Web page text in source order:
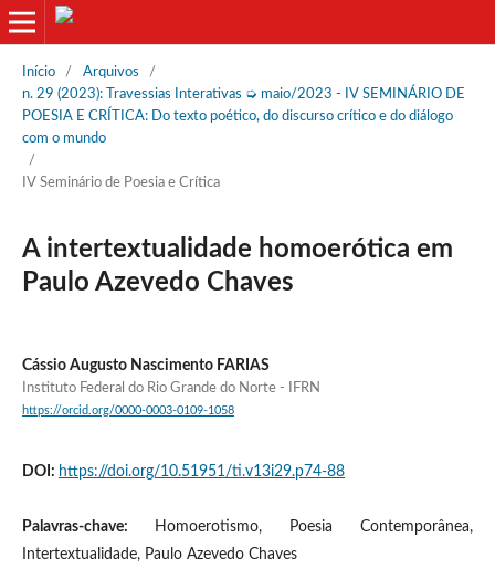
Início / Arquivos
/
n. 29 (2023): Travessias Interativas ➭ maio/2023 - IV SEMINÁRIO DE
POESIA E CRÍTICA: Do texto poético, do discurso crítico e do diálogo
com o mundo
/
IV Seminário de Poesia e Crítica
A intertextualidade homoerótica em
Paulo Azevedo Chaves
Cássio Augusto Nascimento FARIAS
Instituto Federal do Rio Grande do Norte - IFRN
https://orcid.org/0000-0003-0109-1058
DOI: https://doi.org/10.51951/ti.v13i29.p74-88
Palavras-chave:
Homoerotismo, Poesia Contemporânea,
Intertextualidade, Paulo Azevedo Chaves